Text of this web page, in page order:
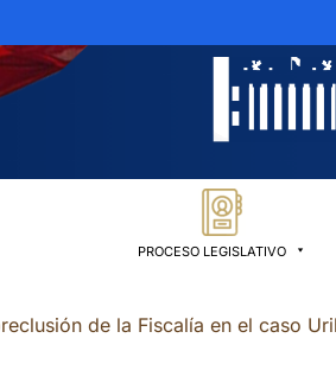
PROCESO LEGISLATIVO
de la Fiscalía en el caso